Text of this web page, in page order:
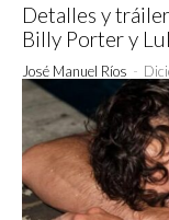
Detalles y tráiler
Billy Porter y
José Manuel Ríos -